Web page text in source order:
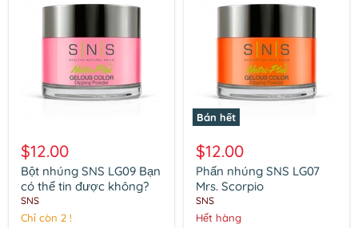
nhúng
SNS
LG09
Bạn
có
thể
tin
$12.00
Bột nhúng SNS LG09 Bạn
có thể tin được không?
SNS
Chỉ còn 2 !
Bán hết
nhúng
SNS
LG07
Mrs.
Scorpio
$12.00
Phấn nhúng SNS LG07
Mrs. Scorpio
SNS
Hết hàng